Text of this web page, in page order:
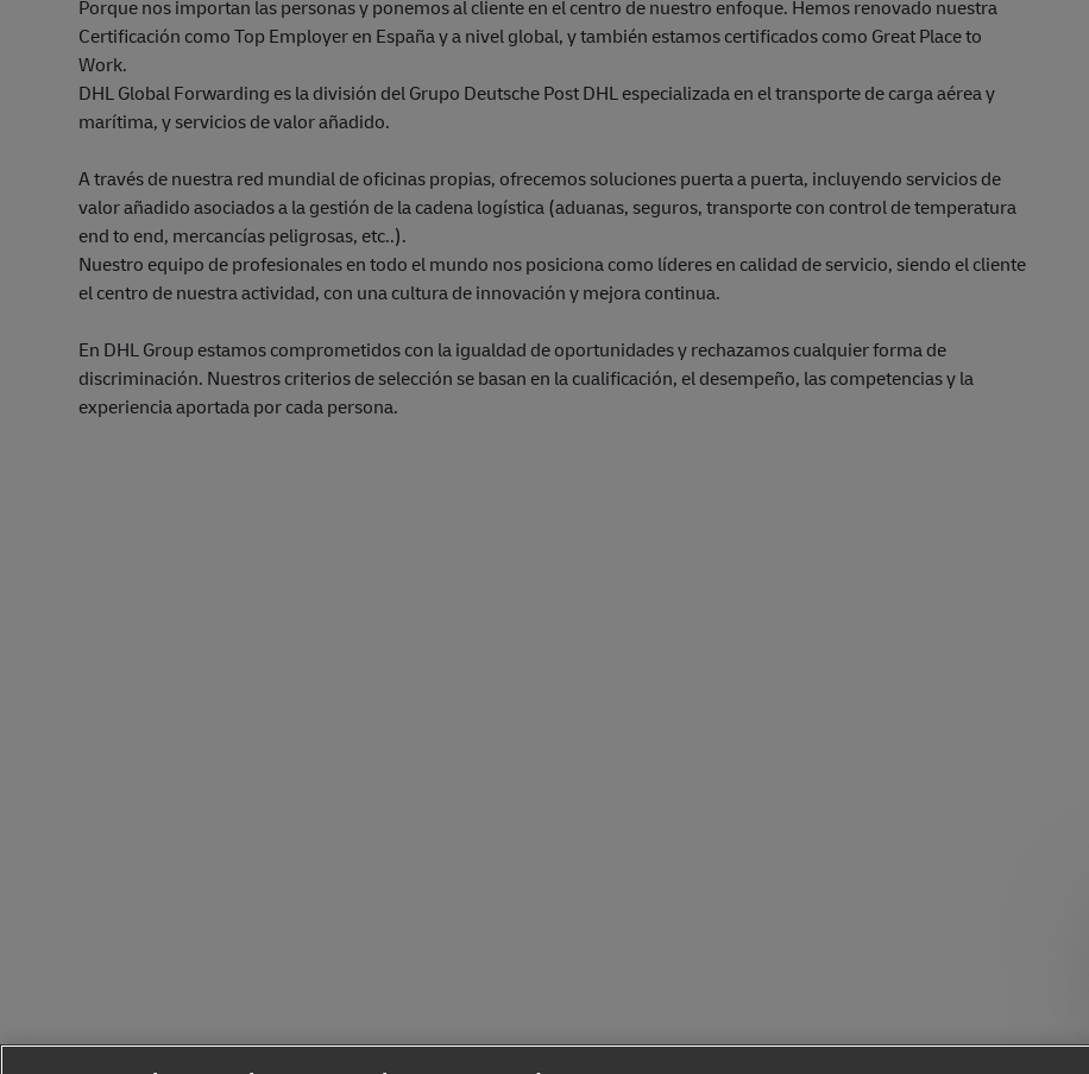
Porque nos importan las personas y ponemos al cliente en el centro de nuestro enfoque. Hemos renovado nuestra
Certificación como Top Employer en España y a nivel global, y también estamos certificados como Great Place to
Work.
DHL Global Forwarding es la división del Grupo Deutsche Post DHL especializada en el transporte de carga aérea y
marítima, y servicios de valor añadido.
A través de nuestra red mundial de oficinas propias, ofrecemos soluciones puerta a puerta, incluyendo servicios de
valor añadido asociados a la gestión de la cadena logística (aduanas, seguros, transporte con control de temperatura
end to end, mercancías peligrosas, etc..).
Nuestro equipo de profesionales en todo el mundo nos posiciona como líderes en calidad de servicio, siendo el cliente
el centro de nuestra actividad, con una cultura de innovación y mejora continua.
En DHL Group estamos comprometidos con la igualdad de oportunidades y rechazamos cualquier forma de
discriminación. Nuestros criterios de selección se basan en la cualificación, el desempeño, las competencias y la
experiencia aportada por cada persona.